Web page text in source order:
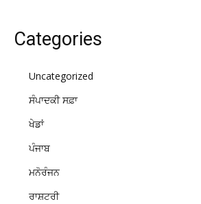
Categories
Uncategorized
ਸੰਪਾਦਕੀ ਸਫ਼ਾ
ਖੇਡਾਂ
ਪੰਜਾਬ
ਮਨੋਰੰਜਨ
ਰਾਸ਼ਟਰੀ